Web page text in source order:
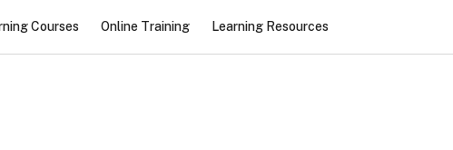
Courses Online Training Learning Resources